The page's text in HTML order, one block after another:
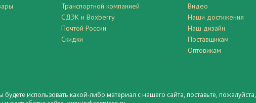
Транспортной компанией
СДЭК и Boxberry
Почтой России
Скидки
Видео
Наши достижения
Наш дизайн
Поставщикам
Оптовикам
будете использовать какой-либо материал с нашего сайта, поставьте, пожалуйста,